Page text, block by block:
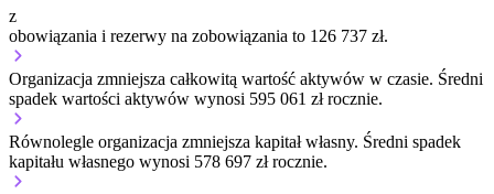
z
obowiązania i rezerwy na zobowiązania to 126 737 zł.
Organizacja zmniejsza całkowitą wartość aktywów w czasie. Średni
spadek wartości aktywów wynosi 595 061 zł rocznie.
Równolegle organizacja zmniejsza kapitał własny. Średni spadek
kapitału własnego wynosi 578 697 zł rocznie.